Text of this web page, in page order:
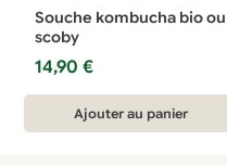
Souche kombucha bio ou
scoby
14,90€
Ajouter au panier